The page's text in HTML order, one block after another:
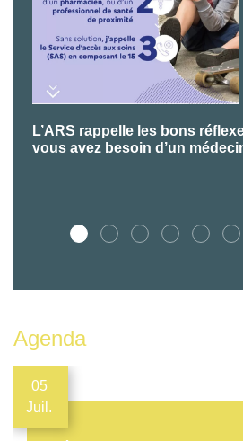
L’ARS rappelle les bons
vous avez besoin d’un
Agenda
05
Juil.